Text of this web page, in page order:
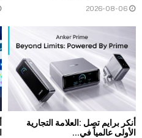
2026-08-06
أنكر برايم تصل :العلامة التجارية
الأولى عالمياً في...